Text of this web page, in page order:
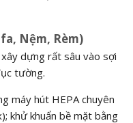
Nệm, Rèm)
dựng rất sâu vào sợi
tường.
máy hút HEPA chuyên
khử khuẩn bề mặt bằng